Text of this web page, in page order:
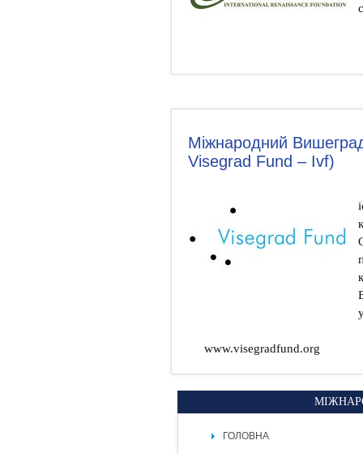
Міжнародний
Visegrad Fund – Іvf)
www.visegradfund.org
ГОЛОВНА